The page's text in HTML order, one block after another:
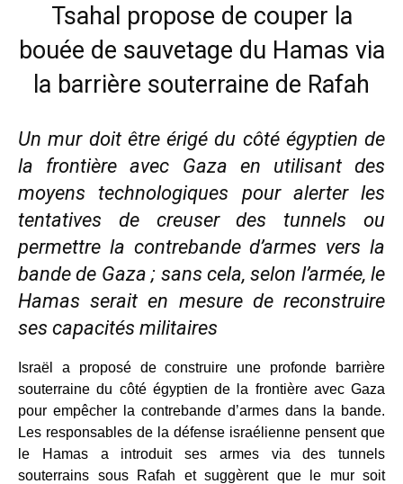
Tsahal propose de couper la
bouée de sauvetage du Hamas via
la barrière souterraine de Rafah
Un mur doit être érigé du côté égyptien de
la frontière avec Gaza en utilisant des
moyens technologiques pour alerter les
tentatives de creuser des tunnels ou
permettre la contrebande d’armes vers la
bande de Gaza ; sans cela, selon l’armée, le
Hamas serait en mesure de reconstruire
ses capacités militaires
Israël a proposé de construire une profonde barrière
souterraine du côté égyptien de la frontière avec Gaza
pour empêcher la contrebande d’armes dans la bande.
Les responsables de la défense israélienne pensent que
le Hamas a introduit ses armes via des tunnels
souterrains sous Rafah et suggèrent que le mur soit